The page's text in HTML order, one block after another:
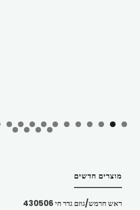
מוצרים חדשים
ראש חרמש/גוזם גדר חי 430506